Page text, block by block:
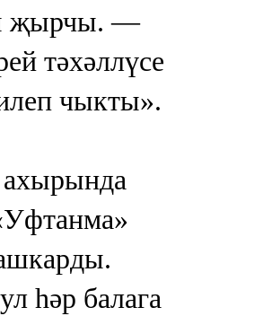
җырчы. —
тәхәллүсе
чыкты».
һәр балага